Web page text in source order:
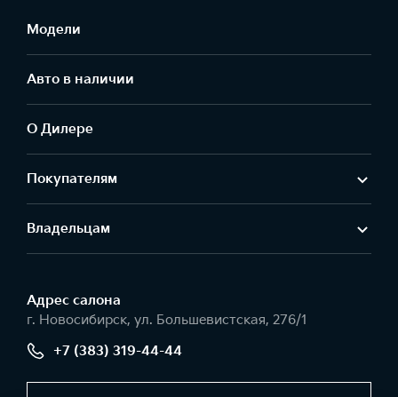
Модели
Авто в наличии
О Дилере
Покупателям
Владельцам
Адрес салонa
г. Новосибирск, ул. Большевистская, 276/1
+7 (383) 319-44-44